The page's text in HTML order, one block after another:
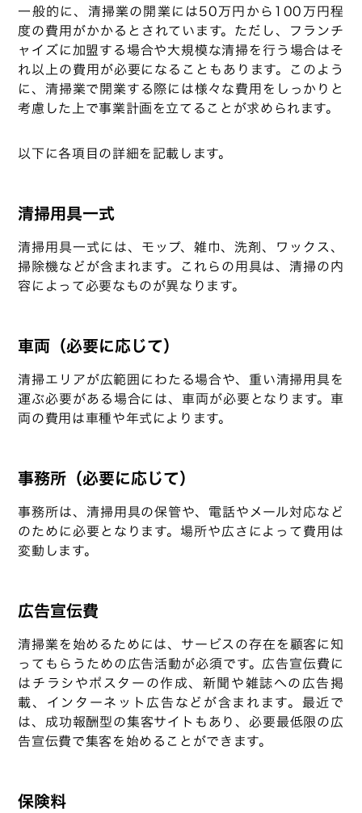
一般的に、清掃業の開業には50万円から100万円程
度の費用がかかるとされています。ただし、フランチ
ャイズに加盟する場合や大規模な清掃を行う場合はそ
れ以上の費用が必要になることもあります。このよう
に、清掃業で開業する際には様々な費用をしっかりと
考慮した上で事業計画を立てることが求められます。
以下に各項目の詳細を記載します。
清掃用具一式
清掃用具一式には、モップ、雑巾、洗剤、ワックス、
掃除機などが含まれます。これらの用具は、清掃の内
容によって必要なものが異なります。
車両（必要に応じて）
清掃エリアが広範囲にわたる場合や、重い清掃用具を
運ぶ必要がある場合には、車両が必要となります。車
両の費用は車種や年式によります。
事務所（必要に応じて）
事務所は、清掃用具の保管や、電話やメール対応など
のために必要となります。場所や広さによって費用は
変動します。
広告宣伝費
清掃業を始めるためには、サービスの存在を顧客に知
ってもらうための広告活動が必須です。広告宣伝費に
はチラシやポスターの作成、新聞や雑誌への広告掲
載、インターネット広告などが含まれます。最近で
は、成功報酬型の集客サイトもあり、必要最低限の広
告宣伝費で集客を始めることができます。
保険料